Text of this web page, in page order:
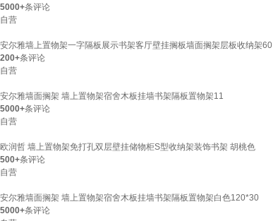
5000+条评论
自营
安尔雅墙上置物架一字隔板展示书架客厅壁挂搁板墙面搁架层板收纳架60
200+条评论
自营
安尔雅墙面搁架 墙上置物架宿舍木板挂墙书架隔板置物架11
5000+条评论
自营
欧润哲 墙上置物架免打孔双层壁挂储物柜S型收纳架装饰书架 胡桃色
500+条评论
自营
安尔雅墙面搁架 墙上置物架宿舍木板挂墙书架隔板置物架白色120*30
5000+条评论